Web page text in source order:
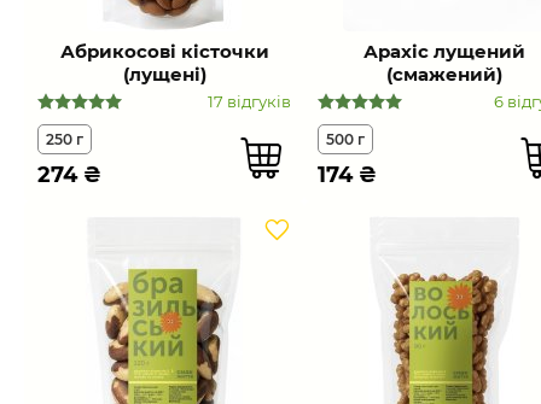
Абрикосові кісточки
(лущені)
17 відгуків
250 г
274₴
Арахіс лущений
(смажений)
6
500 г
174₴